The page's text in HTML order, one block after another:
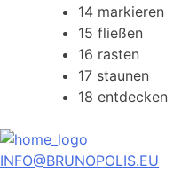
14 markieren
15 fließen
16 rasten
17 staunen
18 entdecken
INFO@BRUNOPOLIS.EU